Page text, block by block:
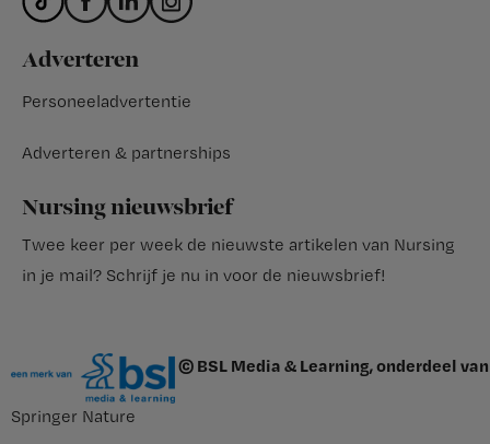
Adverteren
Personeeladvertentie
Adverteren & partnerships
Nursing nieuwsbrief
Twee keer per week de nieuwste artikelen van Nursing
in je mail? Schrijf je nu in voor de nieuwsbrief!
© BSL Media & Learning, onderdeel van
Springer Nature